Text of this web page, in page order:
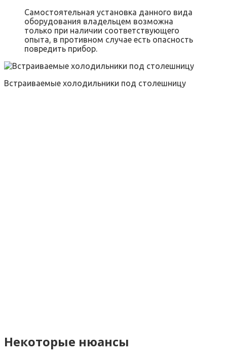
Самостоятельная установка данного вида
оборудования владельцем возможна
только при наличии соответствующего
опыта, в противном случае есть опасность
повредить прибор.
Встраиваемые холодильники под столешницу
Некоторые нюансы